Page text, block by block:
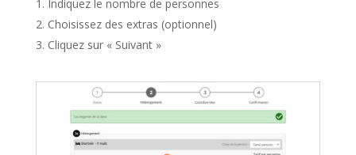
Indiquez le nombre de personnes
Choisissez des extras (optionnel)
Cliquez sur « Suivant »